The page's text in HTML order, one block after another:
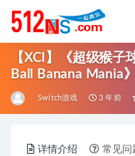
【XCI】《超级猴子
Ball Banana Mania
+DLC】
Switch游戏 3 年前
详情介绍 常见问